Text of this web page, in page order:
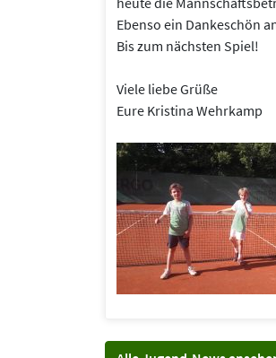
Ebenso ein Dankeschön
Bis zum nächsten Spiel!
Viele liebe Grüße
Eure Kristina Wehrkamp